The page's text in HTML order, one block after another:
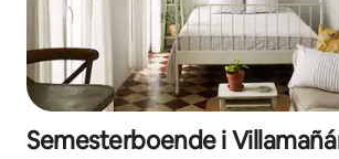
Semesterboende i